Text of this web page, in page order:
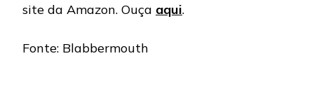
site da Amazon. Ouça aqui.
Fonte: Blabbermouth